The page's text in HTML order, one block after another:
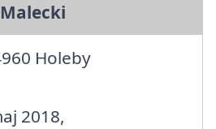
Holeby
2018,